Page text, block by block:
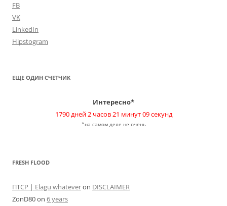
FB
VK
LinkedIn
Hipstogram
ЕЩЕ ОДИН СЧЕТЧИК
Интересно*
1790 дней 2 часов 21 минут 09 секунд
*на самом деле не очень
FRESH FLOOD
ПТСР | Elagu whateveron DISCLAIMER
ZonD80on 6 years